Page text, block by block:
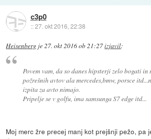
c3p0
::27. okt 2016, 22:38
Heisenberg je27. okt 2016 ob 21:27izjavil:
Povem vam, da so danes hipsterji zelo bogati in
požrešnih avtov ala mercedes,bmw, porsce
izpita za avto nimajo.
Pripelje se v golfu, ima samsunga S7 edge itd...
Moj merc žre precej manj kot prejšnji pežo, pa